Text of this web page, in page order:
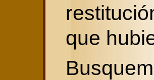
que